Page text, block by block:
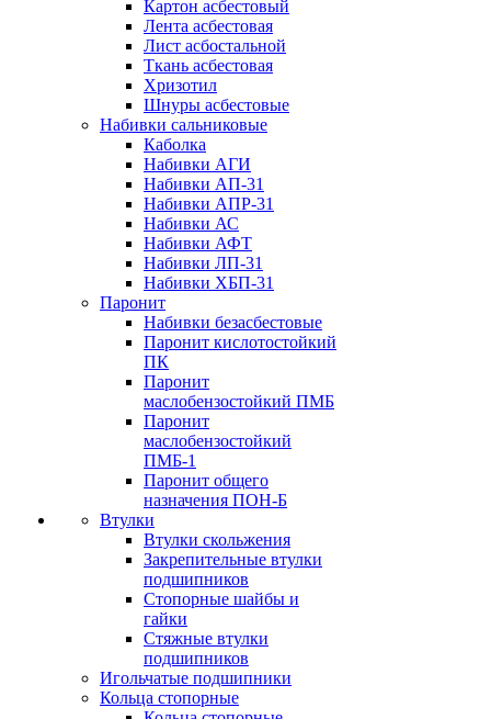
Картон асбестовый
Лента асбестовая
Лист асбостальной
Ткань асбестовая
Хризотил
Шнуры асбестовые
Набивки сальниковые
Каболка
Набивки АГИ
Набивки АП-31
Набивки АПР-31
Набивки АС
Набивки АФТ
Набивки ЛП-31
Набивки ХБП-31
Паронит
Набивки безасбестовые
Паронит кислотостойкий
ПК
Паронит
маслобензостойкий ПМБ
Паронит
маслобензостойкий
ПМБ-1
Паронит общего
назначения ПОН-Б
Втулки
Втулки скольжения
Закрепительные втулки
подшипников
Стопорные шайбы и
гайки
Стяжные втулки
подшипников
Игольчатые подшипники
Кольца стопорные